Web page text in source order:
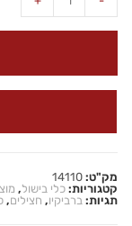
מק"ט: 14110
קטגוריות: כלי בישול,
תגיות: ברביקיו, חצילים,